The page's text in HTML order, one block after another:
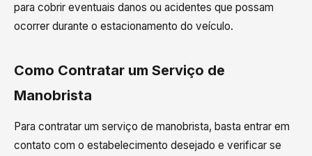
para cobrir eventuais danos ou acidentes que possam
ocorrer durante o estacionamento do veículo.
Como Contratar um Serviço de
Manobrista
Para contratar um serviço de manobrista, basta entrar em
contato com o estabelecimento desejado e verificar se